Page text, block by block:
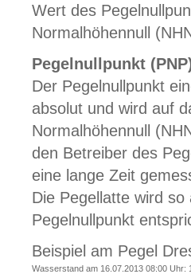
Wert des
Normalhöhennull
Pegelnullpunkt
Der Pegelnullpunkt
absolut und wird auf
Normalhöhennull
den Betreiber des
eine lange Zeit
Die Pegellatte wird
Pegelnullpunkt
Beispiel am Pegel
Wasserstand am 16.07.2013 08:00 Uhr: